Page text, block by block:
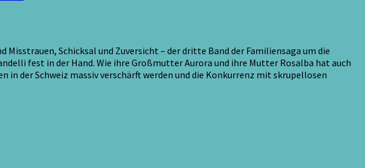
Misstrauen, Schicksal und Zuversicht – der dritte Band der Familiensaga um die
fest in der Hand. Wie ihre Großmutter Aurora und ihre Mutter Rosalba hat auch
der Schweiz massiv verschärft werden und die Konkurrenz mit skrupellosen